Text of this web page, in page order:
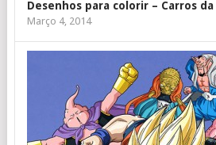
Desenhos para colorir – Carros da
Março 4, 2014